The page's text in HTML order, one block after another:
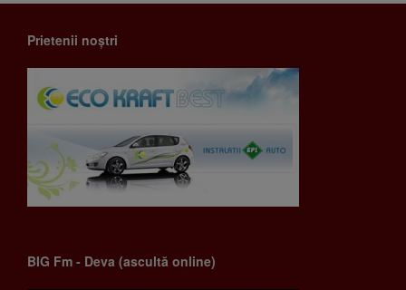
Prietenii noștri
BIG Fm - Deva (ascultă online)